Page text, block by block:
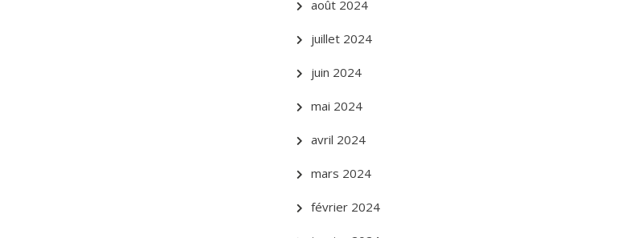
août 2024
juillet 2024
juin 2024
mai 2024
avril 2024
mars 2024
février 2024